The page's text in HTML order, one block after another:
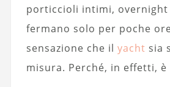
porticcioli intimi, overnight
fermano solo per poche
sensazione che il yacht sia
misura. Perché, in effetti,